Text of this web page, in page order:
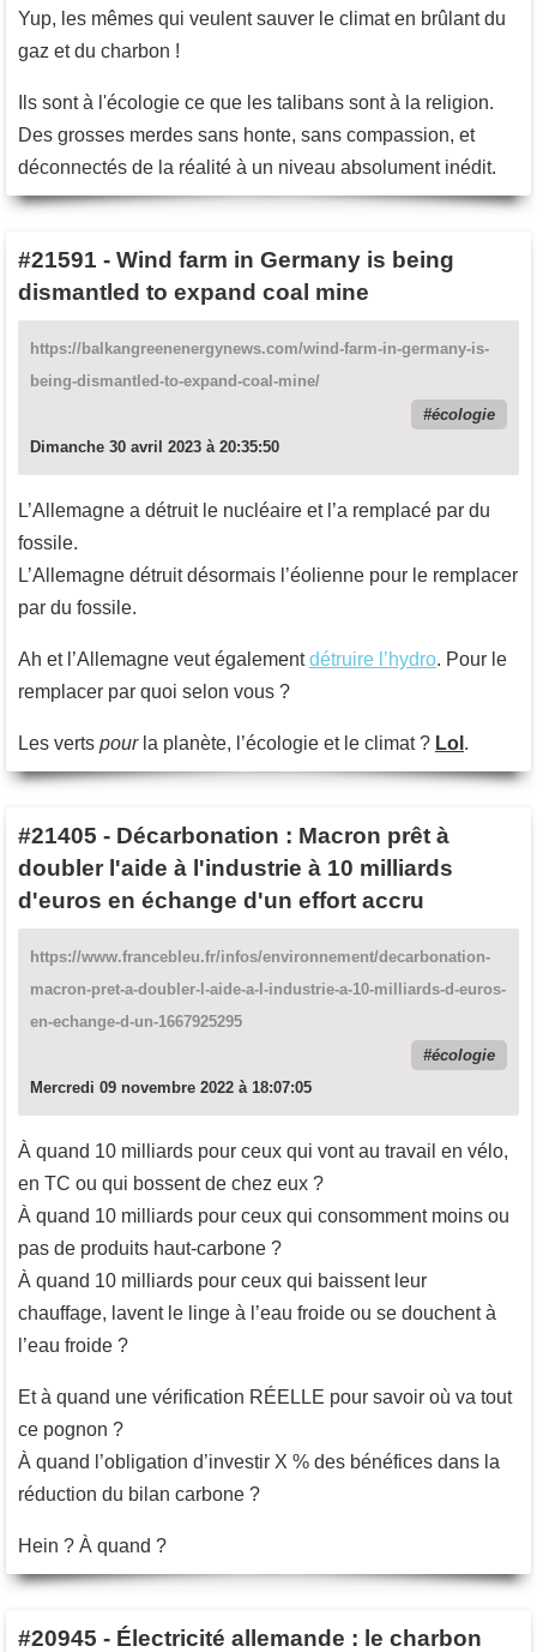
Yup, les mêmes qui veulent sauver le climat en brûlant du
gaz et du charbon !
Ils sont à l'écologie ce que les talibans sont à la religion.
Des grosses merdes sans honte, sans compassion, et
déconnectés de la réalité à un niveau absolument inédit.
#21591 - Wind farm in Germany is being
dismantled to expand coal mine
https://balkangreenenergynews.com/wind-farm-in-germany-is-
being-dismantled-to-expand-coal-mine/
écologie
Dimanche 30 avril 2023 à 20:35:50
L’Allemagne a détruit le nucléaire et l’a remplacé par du
fossile.
L’Allemagne détruit désormais l’éolienne pour le remplacer
par du fossile.
Ah et l’Allemagne veut égalementdétruire l’hydro. Pour le
remplacer par quoi selon vous ?
Les verts pourla planète, l’écologie et le climat ? Lol .
#21405 - Décarbonation : Macron prêt à
doubler l'aide à l'industrie à 10 milliards
d'euros en échange d'un effort accru
https://www.francebleu.fr/infos/environnement/decarbonation-
macron-pret-a-doubler-l-aide-a-l-industrie-a-10-milliards-d-euros-
en-echange-d-un-1667925295
écologie
Mercredi 09 novembre 2022 à 18:07:05
À quand 10 milliards pour ceux qui vont au travail en vélo,
en TC ou qui bossent de chez eux ?
À quand 10 milliards pour ceux qui consomment moins ou
pas de produits haut-carbone ?
À quand 10 milliards pour ceux qui baissent leur
chauffage, lavent le linge à l’eau froide ou se douchent à
l’eau froide ?
Et à quand une vérification RÉELLE pour savoir où va tout
ce pognon ?
À quand l’obligation d’investir X % des bénéfices dans la
réduction du bilan carbone ?
Hein ? À quand ?
#20945 - Électricité allemande : le charbon